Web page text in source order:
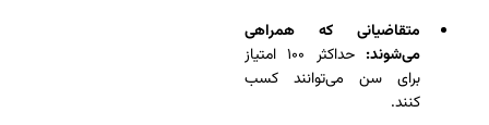
متقاضیانی که همراهی
می‌شوند:
حداکثر ۱۰۰ امتیاز
برای سن می‌توانند کسب
کنند.